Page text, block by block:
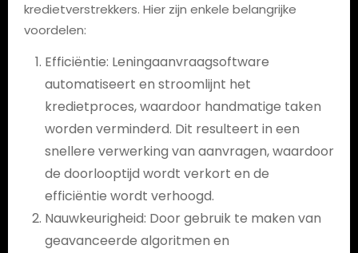
kredietverstrekkers. Hier zijn enkele belangrijke
voordelen:
Efficiëntie: Leningaanvraagsoftware
automatiseert en stroomlijnt het
kredietproces, waardoor handmatige taken
worden verminderd. Dit resulteert in een
snellere verwerking van aanvragen, waardoor
de doorlooptijd wordt verkort en de
efficiëntie wordt verhoogd.
Nauwkeurigheid: Door gebruik te maken van
geavanceerde algoritmen en